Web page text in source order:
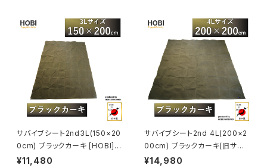
ラゲッジマット 頑丈ハトメ 陣幕
キャンプ 焚火 風避け アウトドア
レジャー 軍幕 ブラックカーキ
[MADE IN JAPAN]
ッジマット 頑丈ハトメ 陣幕 キャ
ンプ 焚火 風避け アウトドア レ
ジャー マット 軍幕 ブラックカー
キ/サンド [MADE IN JAPAN]
サバイブシート2nd3L(150×20
0cm) ブラックカーキ [HOBI]
【日本製】グランドシート 上質高
¥11,480
サバイブシート2nd 4L(200×2
00cm) ブラックカーキ(旧サバ
イブシートlite) [HOBI]【日本
¥14,980